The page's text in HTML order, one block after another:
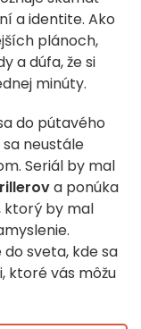
a identite. Ako
plánoch,
a dúfa, že si
minúty.
do pútavého
neustále
Seriál by mal
a ponúka
ktorý by mal
sveta, kde sa
ktoré vás môžu